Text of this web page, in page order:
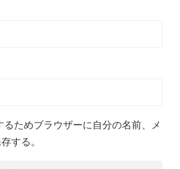
ためブラウザーに自分の名前、メ
する。